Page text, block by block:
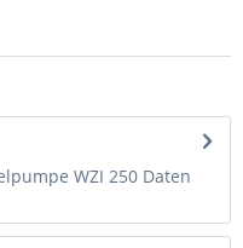
WZI 250 Daten